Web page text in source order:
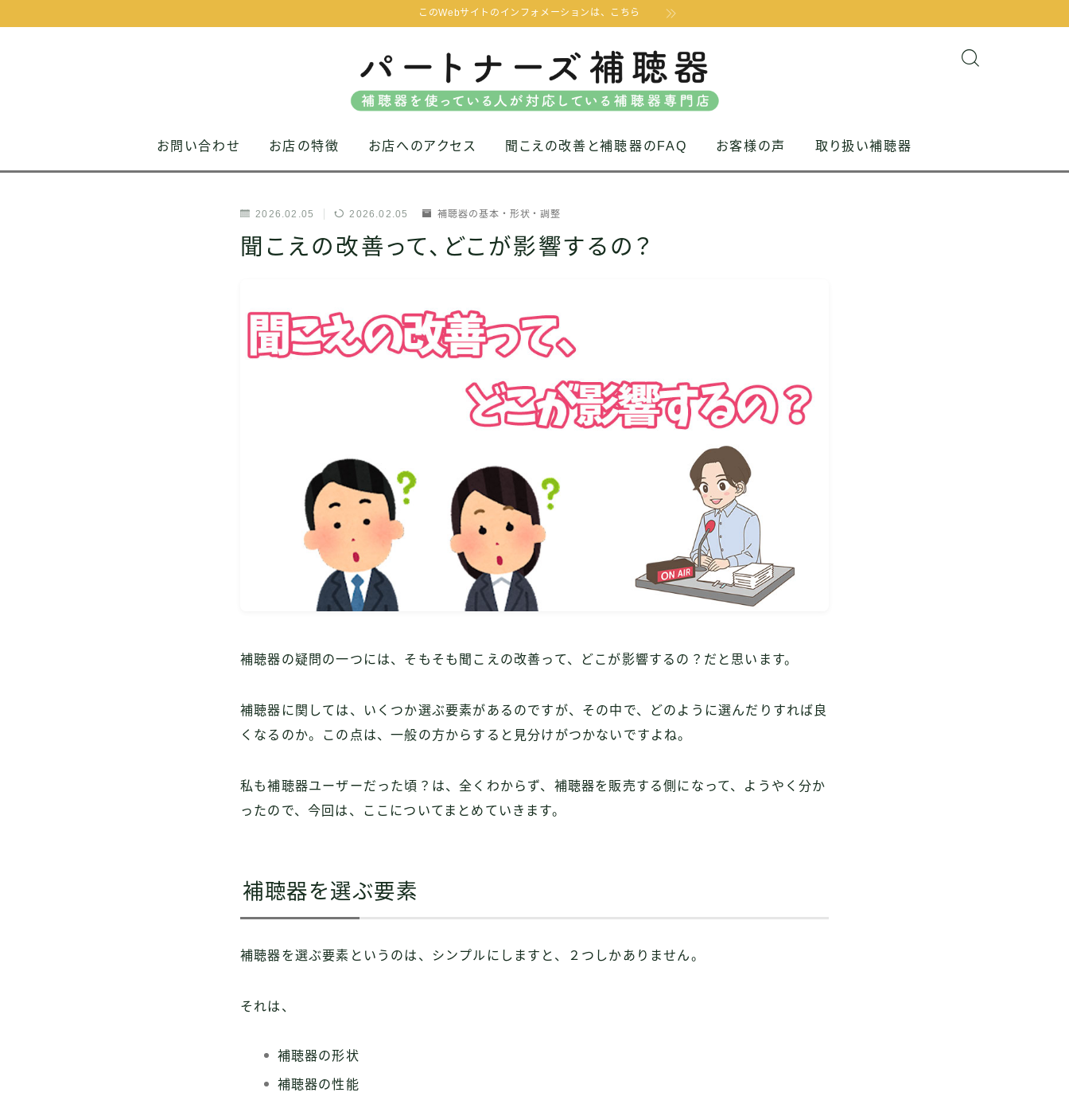
このWebサイトのインフォメーションは、こちら
お問い合わせ お店の特徴 お店へのアクセス 聞こえの改善と補聴器のFAQ お客様の声 取り扱い補聴器
2026.02.05 2026.02.05 補聴器の基本・形状・調整
聞こえの改善って、どこが影響するの？
補聴器の疑問の一つには、そもそも聞こえの改善って、どこが影響するの？だと思います。
補聴器に関しては、いくつか選ぶ要素があるのですが、その中で、どのように選んだりすれば良
くなるのか。この点は、一般の方からすると見分けがつかないですよね。
私も補聴器ユーザーだった頃？は、全くわからず、補聴器を販売する側になって、ようやく分か
ったので、今回は、ここについてまとめていきます。
補聴器を選ぶ要素
補聴器を選ぶ要素というのは、シンプルにしますと、２つしかありません。
それは、
補聴器の形状
補聴器の性能